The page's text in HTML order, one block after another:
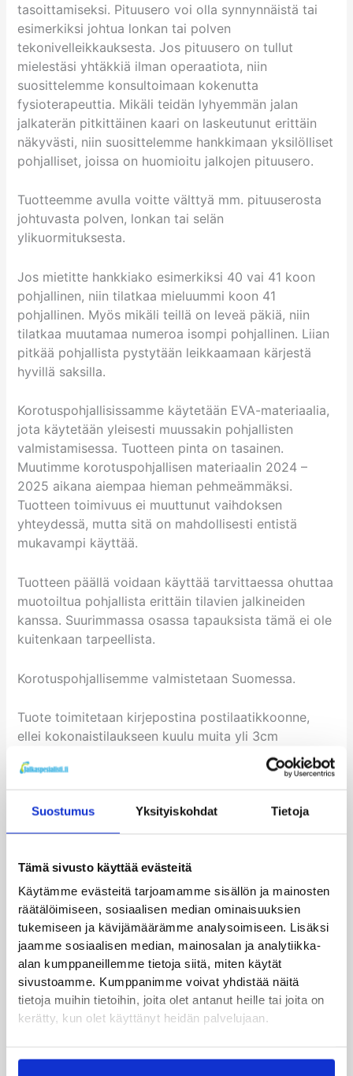
Suostumus Yksityiskohdat Tietoja
Tämä sivusto käyttää evästeitä
Käytämme evästeitä tarjoamamme sisällön ja mainosten
räätälöimiseen, sosiaalisen median ominaisuuksien
tukemiseen ja kävijämäärämme analysoimiseen. Lisäksi
jaamme sosiaalisen median, mainosalan ja analytiikka-
alan kumppaneillemme tietoja siitä, miten käytät
sivustoamme. Kumppanimme voivat yhdistää näitä
tietoja muihin tietoihin, joita olet antanut heille tai joita on
kerätty, kun olet käyttänyt heidän palvelujaan.
tasoittamiseksi. Pituusero voi olla synnynnäistä tai
esimerkiksi johtua lonkan tai polven
tekonivelleikkauksesta. Jos pituusero on tullut
mielestäsi yhtäkkiä ilman operaatiota, niin
suosittelemme konsultoimaan kokenutta
fysioterapeuttia. Mikäli teidän lyhyemmän jalan
jalkaterän pitkittäinen kaari on laskeutunut erittäin
näkyvästi, niin suosittelemme hankkimaan yksilölliset
pohjalliset, joissa on huomioitu jalkojen pituusero.
Tuotteemme avulla voitte välttyä mm. pituuserosta
johtuvasta polven, lonkan tai selän
ylikuormituksesta.
Jos mietitte hankkiako esimerkiksi 40 vai 41 koon
pohjallinen, niin tilatkaa mieluummi koon 41
pohjallinen. Myös mikäli teillä on leveä päkiä, niin
tilatkaa muutamaa numeroa isompi pohjallinen. Liian
pitkää pohjallista pystytään leikkaamaan kärjestä
hyvillä saksilla.
Korotuspohjallisissamme käytetään EVA-materiaalia,
jota käytetään yleisesti muussakin pohjallisten
valmistamisessa. Tuotteen pinta on tasainen.
Muutimme korotuspohjallisen materiaalin 2024 –
2025 aikana aiempaa hieman pehmeämmäksi.
Tuotteen toimivuus ei muuttunut vaihdoksen
yhteydessä, mutta sitä on mahdollisesti entistä
mukavampi käyttää.
Tuotteen päällä voidaan käyttää tarvittaessa ohuttaa
muotoiltua pohjallista erittäin tilavien jalkineiden
kanssa. Suurimmassa osassa tapauksista tämä ei ole
kuitenkaan tarpeellista.
Korotuspohjallisemme valmistetaan Suomessa.
Tuote toimitetaan kirjepostina postilaatikkoonne,
ellei kokonaistilaukseen kuulu muita yli 3cm
korkuisia tuotteita (tuolloin toimitamme tuotteet
lähimpään Postin automaattiin tai Postiin).
Voit tilata tuotteen mukaan 1mm paksuisen päällisen,
joka on liimattu pohjallisen pintaan. Päällisen pinta
voi olla eduksi tilanteissa, jossa korotuspohjallisen
päällä ei käytetä jalkineen omaa pohjallista ja
jalkineiden kanssa käytetään villasukkia. Villasukka
voi kääriytyä jalkineen kärkeä kohti ilman päällistä,
sillä pohjallisen oma materiaali on mattapintainen.
Huomioithan, että toimitusaika pitenee yhdellä
viikolla kun tilaat pohjallisen 1mm päällisellä.
Mikäli tilaat useat pohjalliset ja päällysmateriaalin
yhden kerran. Päällysmateriaali kiinnitetään kaikkiin